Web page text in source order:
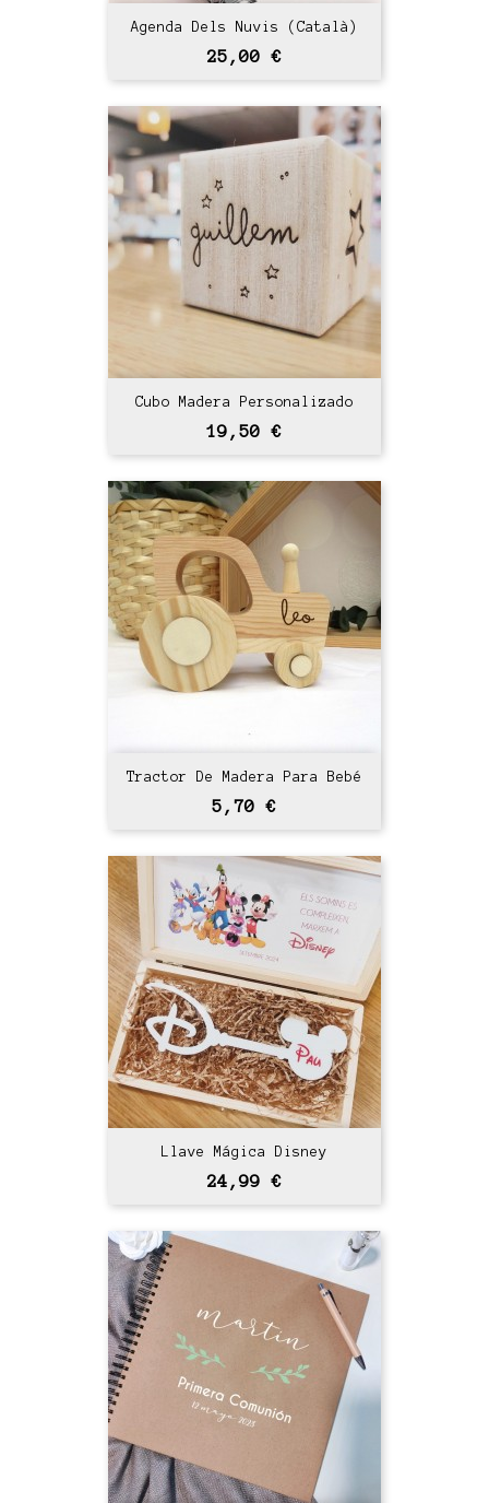
Agenda Dels Nuvis (català)
Precio
25,00 €
Cubo Madera Personalizado
Precio
19,50 €
Tractor De Madera Para Bebé
Precio
5,70 €
Llave Mágica Disney
Precio
24,99 €